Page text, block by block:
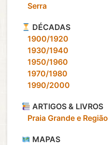
‎ ‎ ‎ Serra
DÉCADAS
‎ ‎ ‎ 1900/1920
‎ ‎ ‎ 1930/1940
‎ ‎ ‎ 1950/1960
‎ ‎ ‎ 1970/1980
‎ ‎ ‎ 1990/2000
ARTIGOS & LIVROS
‎ ‎ ‎ Praia Grande e Região
MAPAS